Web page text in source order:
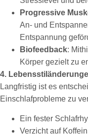
Progressive
An- und
Entspannung
Biofeedback:
Körper gezielt zu
4.
Langfristig ist es
Einschlafprobleme zu
Ein fester
Verzicht auf